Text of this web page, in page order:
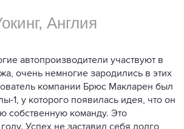
Англия
автопроизводители участвуют в
очень немногие зародились в этих
компании Брюс Макларен был
1, у которого появилась идея, что он
собственную команду. Это